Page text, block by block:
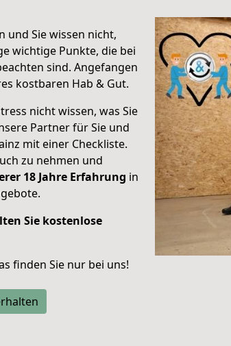
und Sie wissen nicht,
wichtige Punkte, die bei
sind. Angefangen
kostbaren Hab & Gut.
nicht wissen, was Sie
Partner für Sie und
mit einer Checkliste.
zu nehmen und
18 Jahre Erfahrung in
Sie kostenlose
finden Sie nur bei uns!